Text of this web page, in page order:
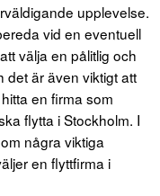
upplevelse.
vid en eventuell
välja en pålitlig och
det är även viktigt att
en firma som
flytta i Stockholm. I
några viktiga
en flyttfirma i